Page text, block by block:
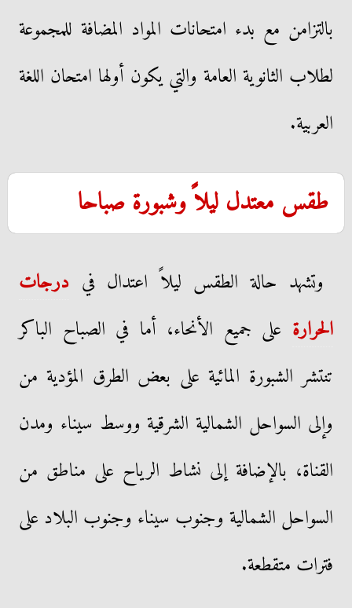
بالتزامن مع بدء امتحانات المواد المضافة للمجموعة
لطلاب الثانوية العامة والتي يكون أولها امتحان اللغة
العربية.
طقس معتدل ليلاً وشبورة صباحا
وتشهد حالة الطقس ليلاً اعتدال في درجات
الحرارة على جميع الأنحاء، أما في الصباح الباكر
تنتشر الشبورة المائية على بعض الطرق المؤدية من
وإلى السواحل الشمالية الشرقية ووسط سيناء ومدن
القناة، بالإضافة إلى نشاط الرياح على مناطق من
السواحل الشمالية وجنوب سيناء وجنوب البلاد على
فترات متقطعة.